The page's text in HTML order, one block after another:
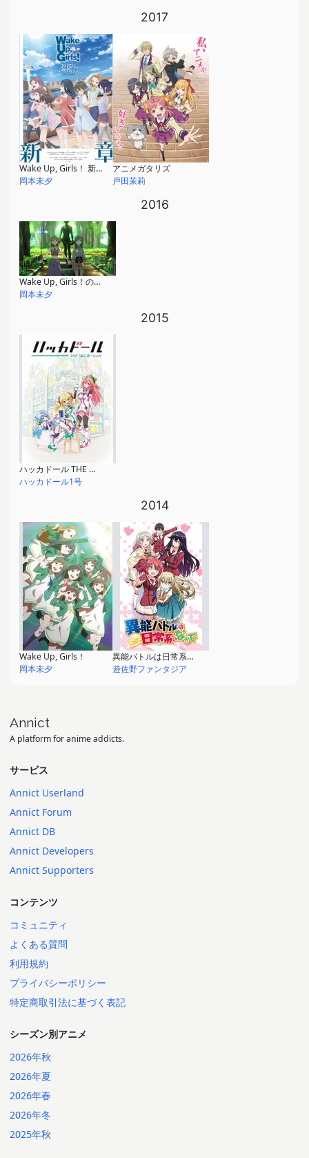
2017
Wake Up, Girls！ 新章
岡本未夕
アニメガタリズ
戸田茉莉
2016
Wake Up, Girls！の宮城PRやらせてください！
岡本未夕
2015
ハッカドール THE あにめ～しょん
ハッカドール1号
2014
Wake Up, Girls！
岡本未夕
異能バトルは日常系のなかで
遊佐野ファンタジア
Annict
A platform for anime addicts.
サービス
Annict Userland
Annict Forum
Annict DB
Annict Developers
Annict Supporters
コンテンツ
コミュニティ
よくある質問
利用規約
プライバシーポリシー
特定商取引法に基づく表記
シーズン別アニメ
2026年秋
2026年夏
2026年春
2026年冬
2025年秋